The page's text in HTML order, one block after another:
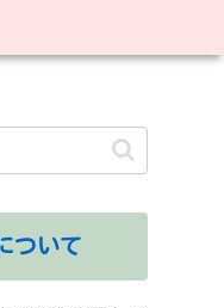
ついて